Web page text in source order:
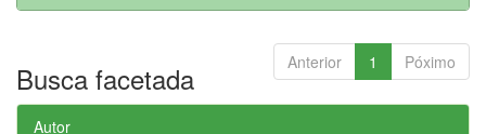
Anterior 1 Póximo
Busca facetada
Autor